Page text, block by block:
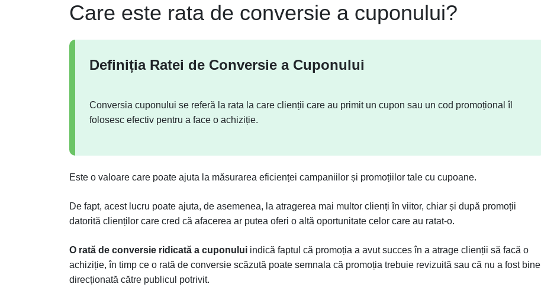
Care este rata de conversie a cuponului?
Definiția Ratei de Conversie a Cuponului
Conversia cuponului se referă la rata la care clienții care au primit un cupon sau un cod promoțional îl
folosesc efectiv pentru a face o achiziție.
Este o valoare care poate ajuta la măsurarea eficienței campaniilor și promoțiilor tale cu cupoane.
De fapt, acest lucru poate ajuta, de asemenea, la atragerea mai multor clienți în viitor, chiar și după promoții
datorită clienților care cred că afacerea ar putea oferi o altă oportunitate celor care au ratat-o.
O rată de conversie ridicată a cuponului indică faptul că promoția a avut succes în a atrage clienții să facă o
achiziție, în timp ce o rată de conversie scăzută poate semnala că promoția trebuie revizuită sau că nu a fost bine
direcționată către publicul potrivit.